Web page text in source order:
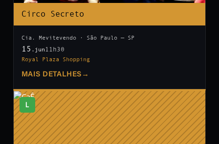
Circo Secreto
Cia. Mevitevendo · São Paulo — SP
15 .jun 11h30
Royal Plaza Shopping
MAIS DETALHES →
L